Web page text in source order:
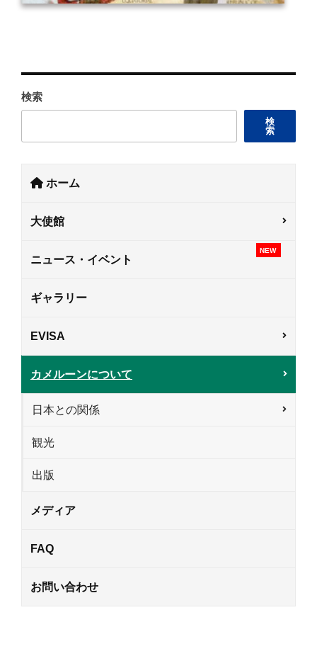
検索
検
索
ホーム
大使館
NEW
ニュース・イベント
ギャラリー
EVISA
カメルーンについて
日本との関係
観光
出版
メディア
FAQ
お問い合わせ